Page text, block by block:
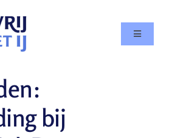
Toggle
bij